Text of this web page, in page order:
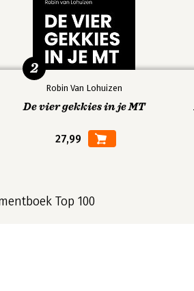
Robin Van Lohuizen
De vier gekkies in je MT
27,99
2
Top 100